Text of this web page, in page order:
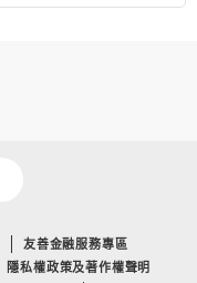
友善金融服務專區
隱私權政策及著作權聲明